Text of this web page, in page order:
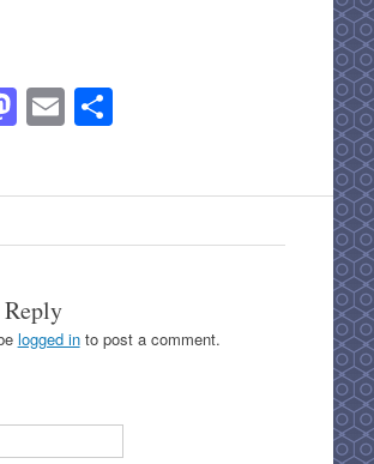
M
a
st
d
o
n
E
m
ail
S
ar
Reply
logged into post a comment.